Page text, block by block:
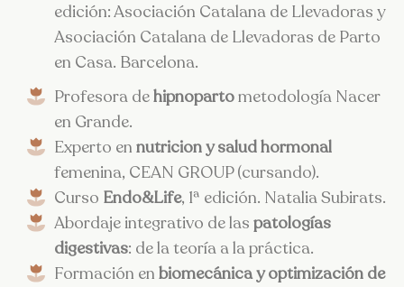
edición: Asociación Catalana de Llevadoras y
Asociación Catalana de Llevadoras de Parto
en Casa. Barcelona.
Profesora dehipnopartometodología Nacer
en Grande.
Experto en nutricion y salud hormonal
femenina, CEAN GROUP (cursando).
Curso Endo&Life, 1ª edición. Natalia Subirats.
Abordaje integrativo de las patologías
digestivas: de la teoría a la práctica.
Formación en biomecánica y optimización de